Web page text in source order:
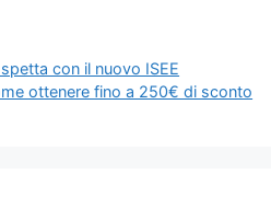
con il nuovo ISEE
ottenere fino a 250€ di sconto